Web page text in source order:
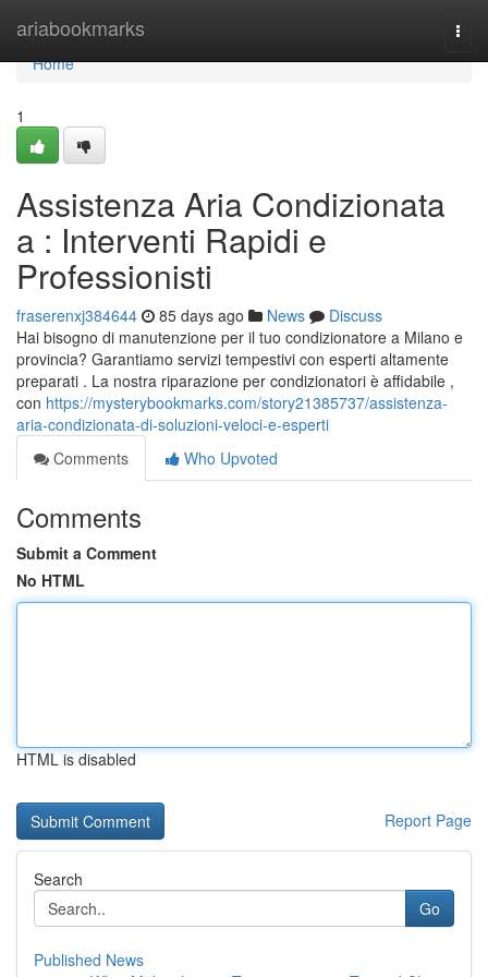
ariabookmarks
Home
Home
1
Assistenza Aria Condizionata
a : Interventi Rapidi e
Professionisti
fraserenxj384644 85 days ago News
Discuss
Hai bisogno di manutenzione per il tuo condizionatore a Milano e
provincia? Garantiamo servizi tempestivi con esperti altamente
preparati . La nostra riparazione per condizionatori è affidabile ,
con https://mysterybookmarks.com/story21385737/assistenza-
aria-condizionata-di-soluzioni-veloci-e-esperti
Comments
Who Upvoted
Comments
Submit a Comment
No HTML
HTML is disabled
Report Page
Search
Go
Published News